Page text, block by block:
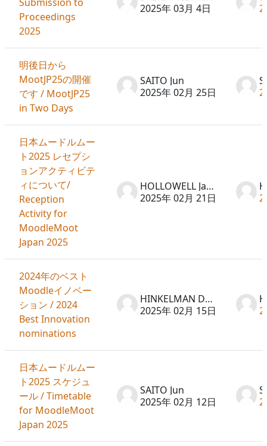
Proceedings
2025
2025年 03月 4日
明後日から
MootJP25の開催
です / MootJP25
in Two Days
SAITO Jun
2025年 02月 25日
日本ムードルムー
ト2025 レセプシ
ョンアクティビテ
ィについて/
Reception
Activity for
MoodleMoot
Japan 2025
HOLLOWELL Jason
2025年 02月 21日
2024年のベスト
Moodleイノベー
ション / 2024
Best Innovation
nominations
HINKELMAN Don
2025年 02月 15日
日本ムードルムー
ト2025 スケジュ
ール / Timetable
for MoodleMoot
Japan 2025
SAITO Jun
2025年 02月 12日